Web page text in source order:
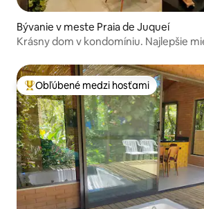
Bývanie v meste Praia de Juqueí
Krásny dom v kondomíniu. Najlepšie
Najobľúbenejšie medzi hosťami
Obľúbené medzi hosťami